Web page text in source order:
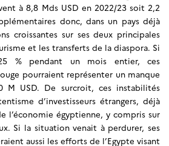
à 8,8 Mds USD en 2022/23 soit 2,2
donc, dans un pays déjà
croissantes sur ses deux principales
et les transferts de la diaspora. Si
% pendant un mois entier, ces
pourraient représenter un manque
M USD. De surcroit, ces instabilités
d’investisseurs étrangers, déjà
l’économie égyptienne, y compris sur
Si la situation venait à perdurer, ses
aussi les efforts de l’Egypte visant